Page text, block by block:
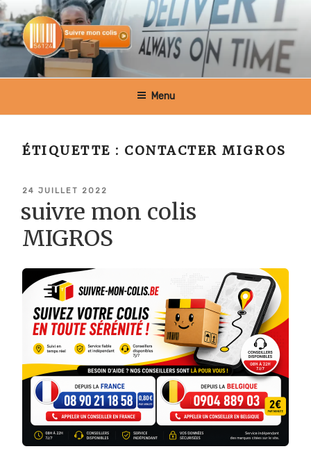
Aller
au
contenu
principal
SUIVRE MON COLIS BELGIQUE
Menu
ÉTIQUETTE : CONTACTER MIGROS
PUBLIÉ
24 JUILLET 2022
suivre mon colis
MIGROS